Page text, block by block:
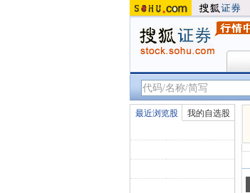
最近浏览股 我的自选股